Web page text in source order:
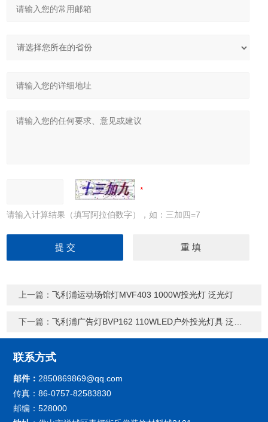
请输入计算结果（填写阿拉伯数字），如：三加四=7
上一篇：飞利浦运动场馆灯MVF403 1000W投光灯 泛光灯
下一篇：飞利浦广告灯BVP162 110WLED户外投光灯具 泛光灯
联系方式
邮件： 2850869869@qq.com
传真：86-0757-82583830
邮编：528000